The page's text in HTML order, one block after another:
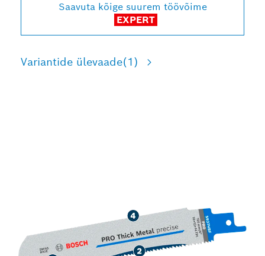
Saavuta kõige suurem töövõime
EXPERT
Variantide ülevaade(1)